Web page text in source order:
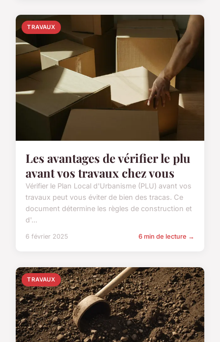
TRAVAUX
Les avantages de vérifier le plu
avant vos travaux chez vous
Vérifier le Plan Local d'Urbanisme (PLU) avant vos
travaux peut vous éviter de bien des tracas. Ce
document détermine les règles de construction et
d'...
6 février 2025 6 min de lecture →
TRAVAUX